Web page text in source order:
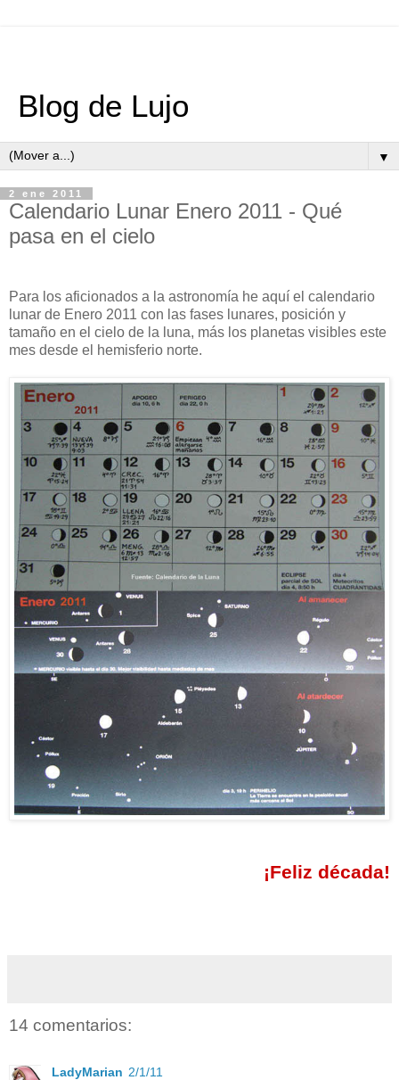
Blog de Lujo
▼
2 ene 2011
Calendario Lunar Enero 2011 - Qué
pasa en el cielo
Para los aficionados a la astronomía he aquí el calendario
lunar de Enero 2011 con las fases lunares, posición y
tamaño en el cielo de la luna, más los planetas visibles este
mes desde el hemisferio norte.
¡Feliz década!
14 comentarios:
LadyMarian 2/1/11